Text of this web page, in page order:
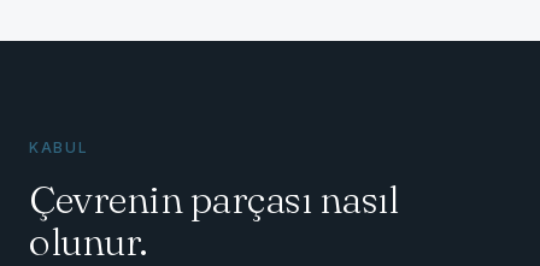
KABUL
Çevrenin parçası nasıl
olunur.